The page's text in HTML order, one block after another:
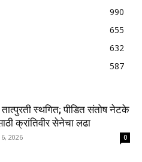
990
655
632
587
स्थगित; पीडित संतोष नेटके
क्रांतिवीर सेनेचा लढा
2026 0